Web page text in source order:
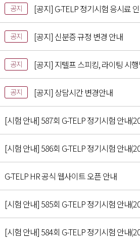
공지 [공지] G-TELP 정기시험 응시료
공지 [공지] 신분증 규정 변경 안내
공지 [공지] 지텔프 스피킹, 라이팅 시
공지 [공지] 상담시간 변경안내
[시험 안내] 587회 G-TELP 정기시험 안내
[시험 안내] 586회 G-TELP 정기시험 안내
G-TELP HR 공식 웹사이트 오픈 안내
[시험 안내] 585회 G-TELP 정기시험 안내
[시험 안내] 584회 G-TELP 정기시험 안내